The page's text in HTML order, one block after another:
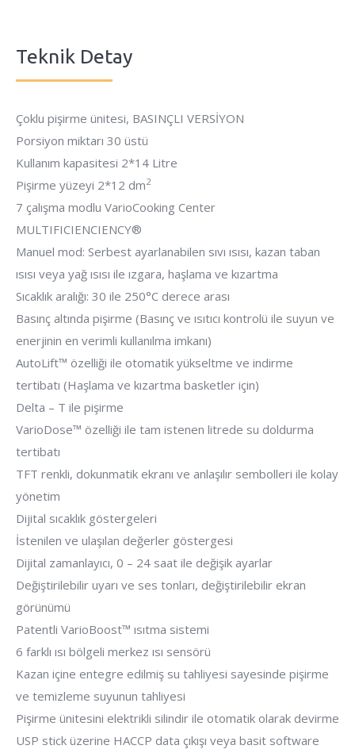
Teknik Detay
Çoklu pişirme ünitesi, BASINÇLI VERSİYON
Porsiyon miktarı 30 üstü
Kullanım kapasitesi 2*14 Litre
Pişirme yüzeyi 2*12 dm2
7 çalışma modlu VarioCooking Center
MULTIFICIENCIENCY®
Manuel mod: Serbest ayarlanabilen sıvı ısısı, kazan taban
ısısı veya yağ ısısı ile ızgara, haşlama ve kızartma
Sıcaklık aralığı: 30 ile 250°C derece arası
Basınç altında pişirme (Basınç ve ısıtıcı kontrolü ile suyun ve
enerjinin en verimli kullanılma imkanı)
AutoLift™ özelliği ile otomatik yükseltme ve indirme
tertibatı (Haşlama ve kızartma basketler için)
Delta – T ile pişirme
VarioDose™ özelliği ile tam istenen litrede su doldurma
tertibatı
TFT renkli, dokunmatik ekranı ve anlaşılır sembolleri ile kolay
yönetim
Dijital sıcaklık göstergeleri
İstenilen ve ulaşılan değerler göstergesi
Dijital zamanlayıcı, 0 – 24 saat ile değişik ayarlar
Değiştirilebilir uyarı ve ses tonları, değiştirilebilir ekran
görünümü
Patentli VarioBoost™ ısıtma sistemi
6 farklı ısı bölgeli merkez ısı sensörü
Kazan içine entegre edilmiş su tahliyesi sayesinde pişirme
ve temizleme suyunun tahliyesi
Pişirme ünitesini elektrikli silindir ile otomatik olarak devirme
USP stick üzerine HACCP data çıkışı veya basit software